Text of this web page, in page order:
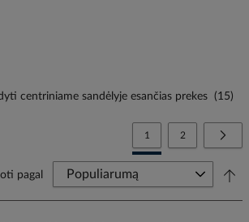
centriniame sandėlyje esančias prekes (15)
PageYou're currently reading
1 Page
2
pagal